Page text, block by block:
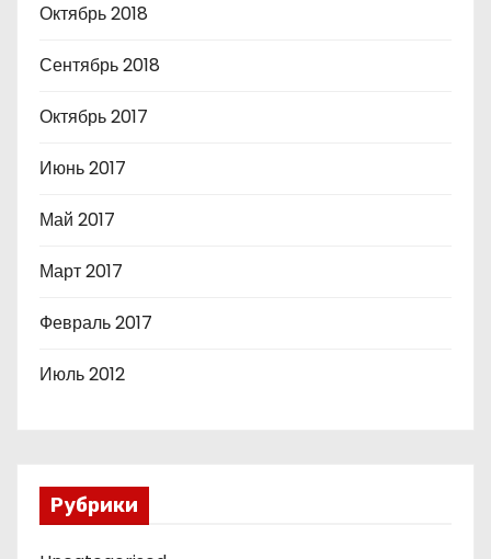
Октябрь 2018
Сентябрь 2018
Октябрь 2017
Июнь 2017
Май 2017
Март 2017
Февраль 2017
Июль 2012
Рубрики